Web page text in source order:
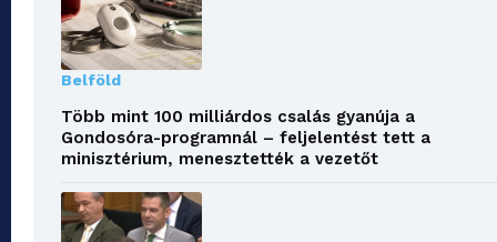
Belföld
Több mint 100 milliárdos csalás gyanúja a
Gondosóra-programnál – feljelentést tett a
minisztérium, menesztették a vezetőt